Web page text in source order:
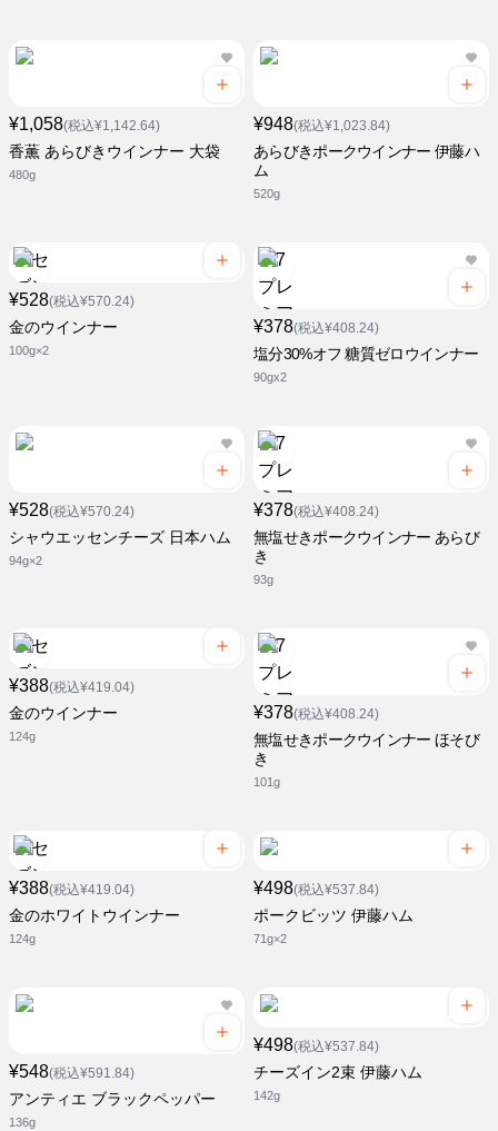
¥1,058(税込¥1,142.64)
香薫 あらびきウインナー 大袋
480g
¥948(税込¥1,023.84)
あらびきポークウインナー 伊藤ハ
ム
520g
¥528(税込¥570.24)
金のウインナー
100g×2
¥378(税込¥408.24)
塩分30%オフ 糖質ゼロウインナー
90gx2
¥528(税込¥570.24)
シャウエッセンチーズ 日本ハム
94g×2
¥378(税込¥408.24)
無塩せきポークウインナー あらび
き
93g
¥388(税込¥419.04)
金のウインナー
124g
¥378(税込¥408.24)
無塩せきポークウインナー ほそび
き
101g
¥388(税込¥419.04)
金のホワイトウインナー
124g
¥498(税込¥537.84)
ポークビッツ 伊藤ハム
71g×2
¥548(税込¥591.84)
アンティエ ブラックペッパー
136g
¥498(税込¥537.84)
チーズイン2束 伊藤ハム
142g